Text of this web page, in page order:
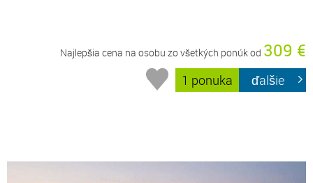
Najlepšia cena na osobu zo všetkých ponúk od 309 €
1 ponuka ďalšie